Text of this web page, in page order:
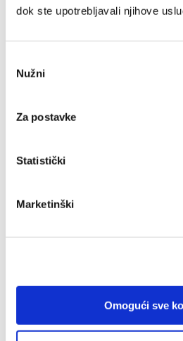
dok ste upotrebljavali njihove
pristanka
Nužni
Za postavke
Statistički
Marketinški
Omogući sve
Bogoštovlje -
Ivan Fuček
19,91